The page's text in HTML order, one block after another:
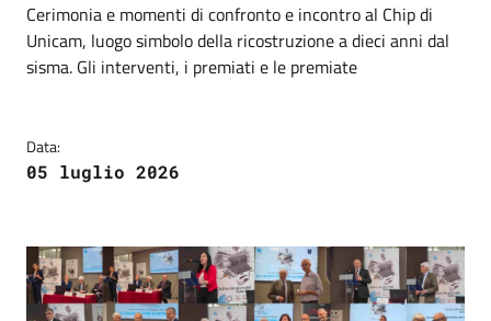
Cerimonia e momenti di confronto e incontro al Chip di
Unicam, luogo simbolo della ricostruzione a dieci anni dal
sisma. Gli interventi, i premiati e le premiate
Data:
05 luglio 2026